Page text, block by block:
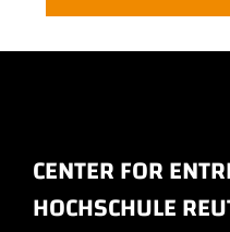
CENTER FOR
HOCHSCHULE